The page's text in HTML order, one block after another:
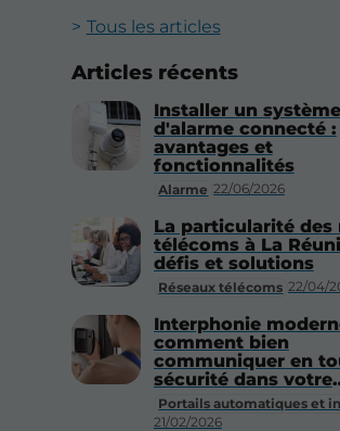
Tous les articles
Articles récents
Alarme 22/06/2026
Installer un système
d'alarme connecté :
avantages et
fonctionnalités
Réseaux télécoms 22/04/
La particularité des
télécoms à La
défis et solutions
Portails automatiques et
21/02/2026
Interphonie
comment bien
communiquer en
sécurité dans votre
résidence ?